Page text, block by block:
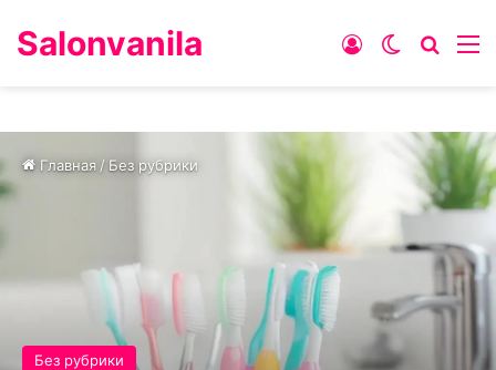
Salonvanila Switch skin
Войти
Главная / Без рубрики
Без рубрики